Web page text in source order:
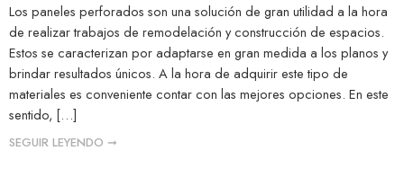
Los paneles perforados son una solución de gran utilidad a la hora
de realizar trabajos de remodelación y construcción de espacios.
Estos se caracterizan por adaptarse en gran medida a los planos y
brindar resultados únicos. A la hora de adquirir este tipo de
materiales es conveniente contar con las mejores opciones. En este
sentido, […]
SEGUIR LEYENDO ➞